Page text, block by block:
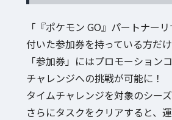
「『ポケモン GO』パートナー
付いた参加券を持っている方だ
「参加券」にはプロモーショ
チャレンジへの挑戦が可能に！
タイムチャレンジを対象のシー
さらにタスクをクリアすると、